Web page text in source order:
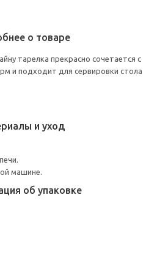
о товаре
тарелка прекрасно сочетается с
и подходит для сервировки стола
и уход
машине.
об упаковке